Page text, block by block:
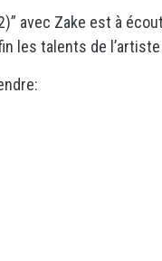
avec Zake est à
les talents de